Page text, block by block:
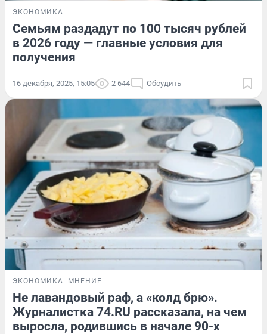
ЭКОНОМИКА
Семьям раздадут по 100 тысяч рублей
в 2026 году — главные условия для
получения
16 декабря, 2025, 15:05 2 644 Обсудить
ЭКОНОМИКА МНЕНИЕ
Не лавандовый раф, а «колд брю».
Журналистка 74.RU рассказала, на чем
выросла, родившись в начале 90-х